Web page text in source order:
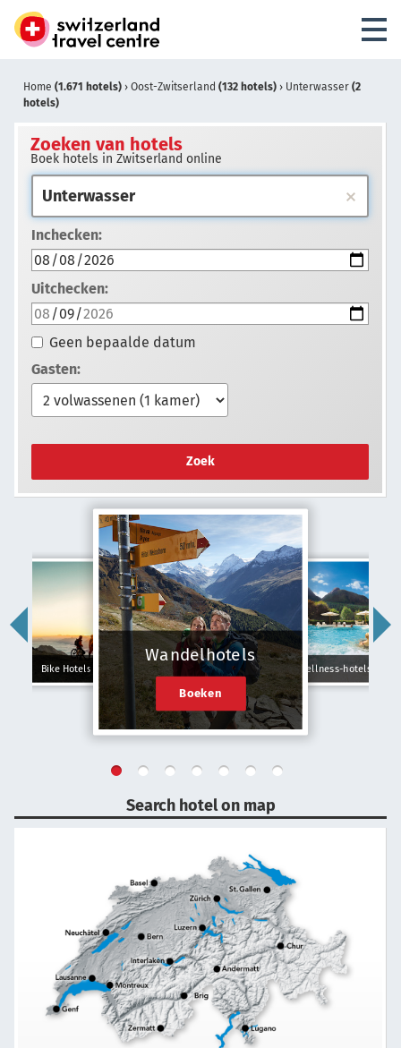
Home (1.671 hotels) › Oost-Zwitserland (132 hotels) › Unterwasser (2
hotels)
Zoeken van hotels
Boek hotels in Zwitserland online
Inchecken:
Uitchecken:
Geen bepaalde datum
Gasten:
Zoek
Bike Hotels
Wandelhotels
Boeken
Wellness-hotels
Search hotel on map